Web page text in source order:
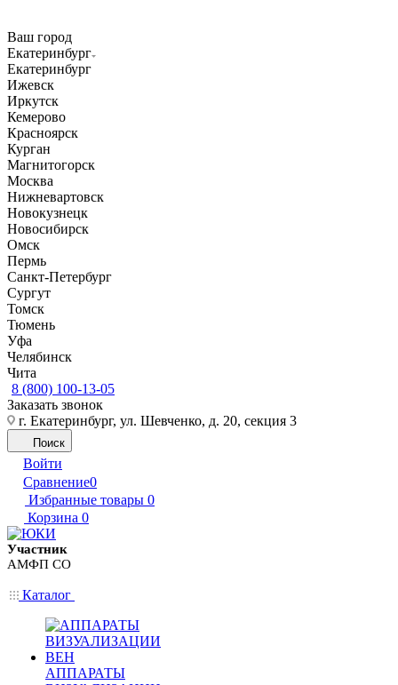
Ваш город
Екатеринбург
Екатеринбург
Ижевск
Иркутск
Кемерово
Красноярск
Курган
Магнитогорск
Москва
Нижневартовск
Новокузнецк
Новосибирск
Омск
Пермь
Санкт-Петербург
Сургут
Томск
Тюмень
Уфа
Челябинск
Чита
8 (800) 100-13-05
Заказать звонок
г. Екатеринбург, ул. Шевченко, д. 20, секция 3
Поиск
Войти
Сравнение0
Избранные товары 0
Корзина 0
Участник
АМФП СО
Каталог
АППАРАТЫ